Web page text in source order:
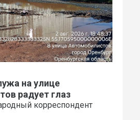
на улице
радует глаз
корреспондент